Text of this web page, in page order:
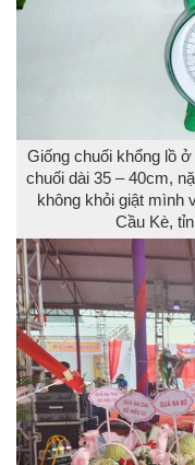
Giống chuối khổng lồ
chuối dài 35 – 40cm,
không khỏi giật mình
Cầu Kè,